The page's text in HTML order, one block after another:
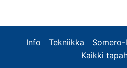
Info Tekniikka
Kaikki